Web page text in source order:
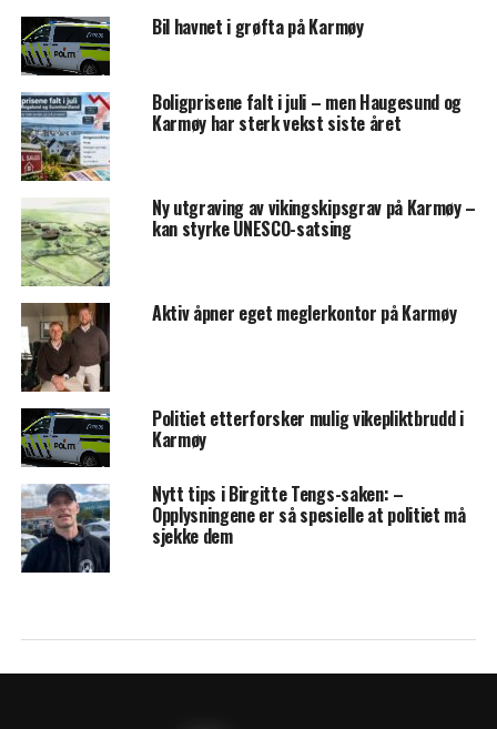
Bil havnet i grøfta på Karmøy
Boligprisene falt i juli – men Haugesund og
Karmøy har sterk vekst siste året
Ny utgraving av vikingskipsgrav på Karmøy –
kan styrke UNESCO-satsing
Aktiv åpner eget meglerkontor på Karmøy
Politiet etterforsker mulig vikepliktbrudd i
Karmøy
Nytt tips i Birgitte Tengs-saken: –
Opplysningene er så spesielle at politiet må
sjekke dem